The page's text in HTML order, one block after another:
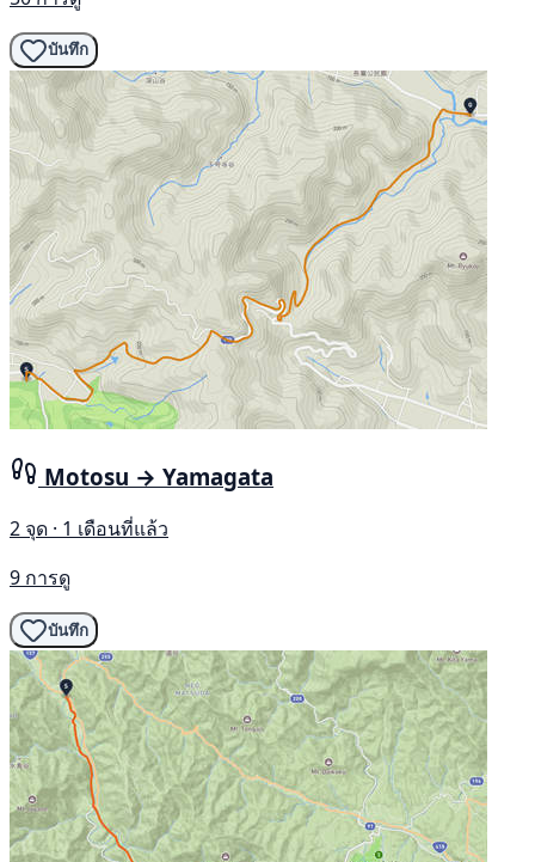
บันทึก
Motosu → Yamagata
2 จุด · 1 เดือนที่แล้ว
9 การดู
บันทึก